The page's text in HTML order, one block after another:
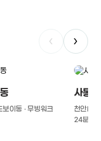
‹ ›
이동 · 무빙워크
사통
천안IC(
24분